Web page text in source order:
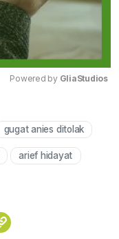
Powered by GliaStudios
gugat anies ditolak
arief hidayat